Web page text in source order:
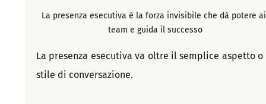
La presenza esecutiva è la forza invisibile che dà potere
team e guida il successo
La presenza esecutiva va oltre il semplice aspetto o
stile di conversazione.